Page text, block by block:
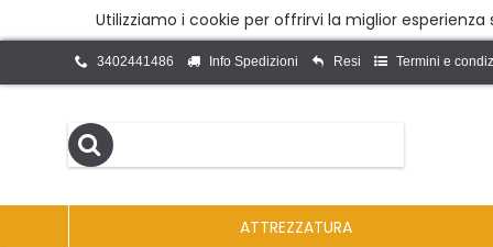
Utilizziamo i cookie per offrirvi la miglior
3402441486 Info Spedizioni Resi Termini e
ATTREZZATURA